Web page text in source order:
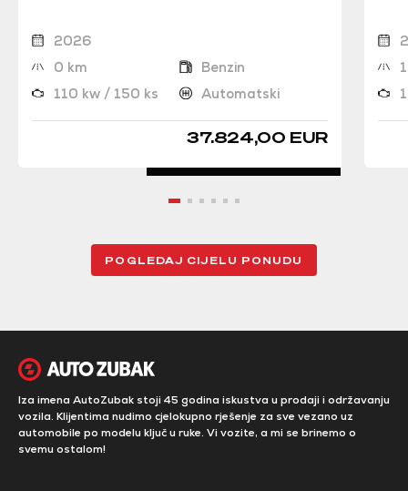
2026
0 km
Benzin
110 kw / 150 ks
Automatski
37.824,00 EUR
POGLEDAJ CIJELU PONUDU
Iza imena AutoZubak stoji 45 godina iskustva u prodaji i održavanju
vozila. Klijentima nudimo cjelokupno rješenje za sve vezano uz
automobile po modelu ključ u ruke. Vi vozite, a mi se brinemo o
svemu ostalom!